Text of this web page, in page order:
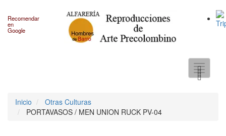
Recomendar
en
Google
Toggle
Inicio
Otras Culturas
PORTAVASOS / MEN UNION RUCK PV-04